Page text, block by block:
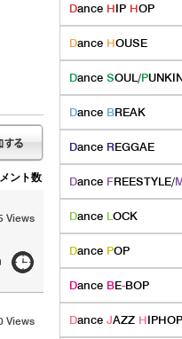
ント数
Views
Views
Dance HIP HOP
Dance HOUSE
Dance SOUL/P
Dance BREAK
Dance REGGAE
Dance FREESTYLE/
Dance LOCK
Dance POP
Dance BE-BOP
Dance JAZZ HIPHOP